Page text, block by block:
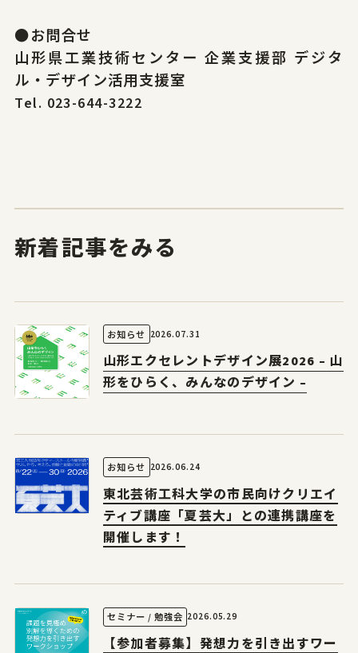
●お問合せ
山形県工業技術センター 企業支援部 デジタ
ル・デザイン活用支援室
Tel. 023-644-3222
新着記事をみる
お知らせ 2026.07.31
山形エクセレントデザイン展2026 – 山
形をひらく、みんなのデザイン –
お知らせ 2026.06.24
東北芸術工科大学の市民向けクリエイ
ティブ講座「夏芸大」との連携講座を
開催します！
セミナー / 勉強会 2026.05.29
【参加者募集】発想力を引き出すワー